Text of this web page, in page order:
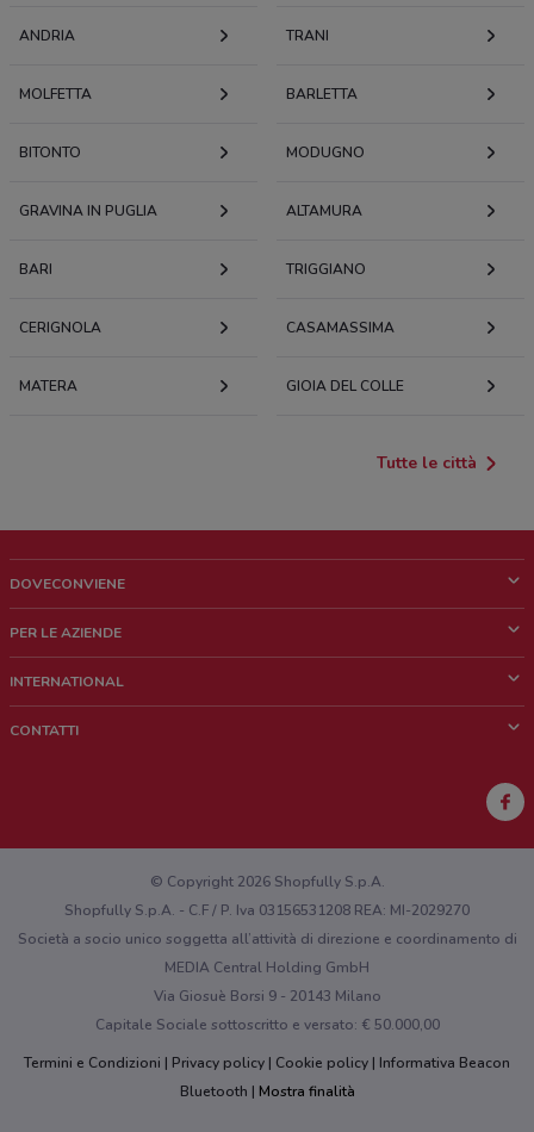
ANDRIA TRANI
MOLFETTA BARLETTA
BITONTO MODUGNO
GRAVINA IN PUGLIA ALTAMURA
BARI TRIGGIANO
CERIGNOLA CASAMASSIMA
MATERA GIOIA DEL COLLE
Tutte le città
DOVECONVIENE
Chi siamo
Lavora con noi
PER LE AZIENDE
Richieste commerciali e marketing
INTERNATIONAL
CONTATTI
Hai un malfunzionamento sul web o sull'app?
© Copyright 2026 Shopfully S.p.A.
Shopfully S.p.A. - C.F / P. Iva 03156531208 REA: MI-2029270
Società a socio unico soggetta all’attività di direzione e coordinamento di
MEDIA Central Holding GmbH
Via Giosuè Borsi 9 - 20143 Milano
Capitale Sociale sottoscritto e versato: € 50.000,00
Termini e Condizioni
Privacy policy Cookie policy
Informativa Beacon
Bluetooth
Mostra finalità